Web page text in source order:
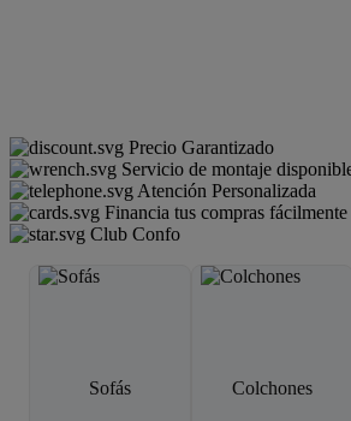
Precio Garantizado
Servicio de montaje
Atención Personalizada
Financia tus compras fácilmente
Club Confo
Sofás Colchones